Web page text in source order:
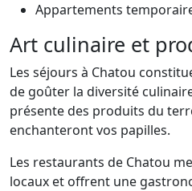
Appartements
Art culinaire et
Les séjours à Chatou
de goûter la diversité
présente des produits du
enchanteront vos papilles.
Les restaurants de Chatou
locaux et offrent une